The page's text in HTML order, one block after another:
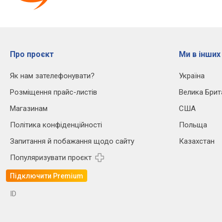
Про проєкт
Як нам зателефонувати?
Розміщення прайс-листів
Магазинам
Політика конфіденційності
Запитання й побажання щодо сайту
Популяризувати проєкт
Підключити Premium
Ми в інших
Україна
Велика
США
Польща
Казахстан
ID